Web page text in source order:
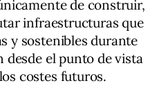
de construir,
infraestructuras que
y sostenibles durante
desde el punto de vista
costes futuros.